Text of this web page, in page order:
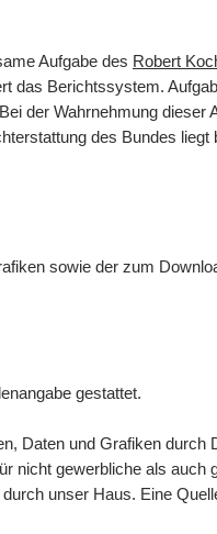
Aufgabe des Robert
das Berichtssystem.
der Wahrnehmung
des Bundes
sowie der zum
gestattet.
Daten und Grafiken
nicht gewerbliche als
unser Haus. Eine